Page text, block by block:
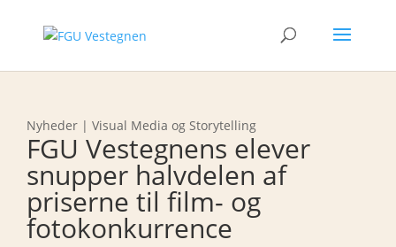
Nyheder | Visual Media og Storytelling
FGU Vestegnens elever
snupper halvdelen af
priserne til film- og
fotokonkurrence